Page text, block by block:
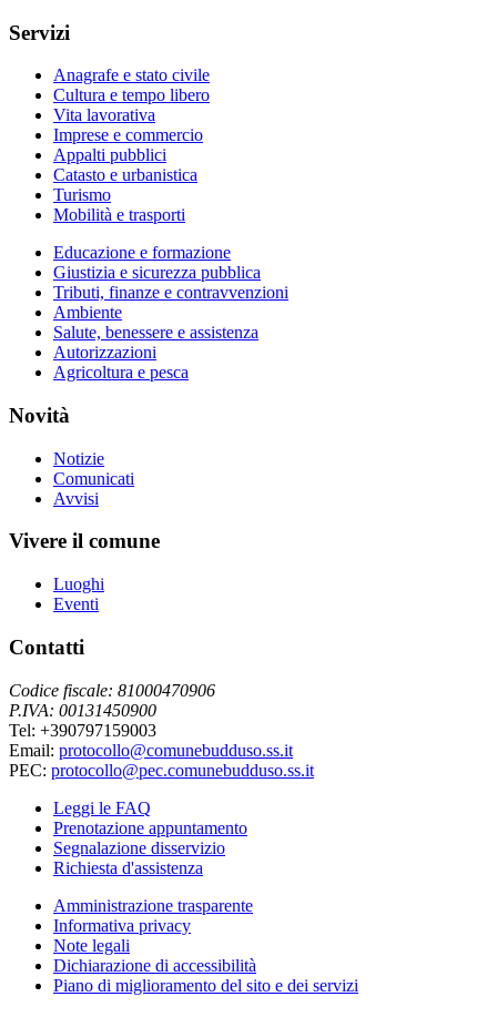
Servizi
Anagrafe e stato civile
Cultura e tempo libero
Vita lavorativa
Imprese e commercio
Appalti pubblici
Catasto e urbanistica
Turismo
Mobilità e trasporti
Educazione e formazione
Giustizia e sicurezza pubblica
Tributi, finanze e contravvenzioni
Ambiente
Salute, benessere e assistenza
Autorizzazioni
Agricoltura e pesca
Novità
Notizie
Comunicati
Avvisi
Vivere il comune
Luoghi
Eventi
Contatti
Codice fiscale: 81000470906
P.IVA: 00131450900
Tel: +390797159003
Email: protocollo@comunebudduso.ss.it
PEC: protocollo@pec.comunebudduso.ss.it
Leggi le FAQ
Prenotazione appuntamento
Segnalazione disservizio
Richiesta d'assistenza
Amministrazione trasparente
Informativa privacy
Note legali
Dichiarazione di accessibilità
Piano di miglioramento del sito e dei servizi